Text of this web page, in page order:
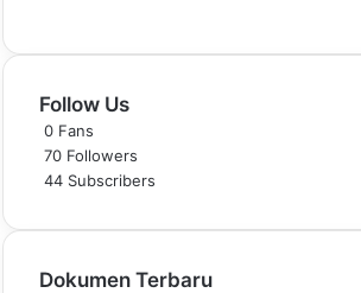
Follow Us
0 Fans
70 Followers
44 Subscribers
Dokumen Terbaru